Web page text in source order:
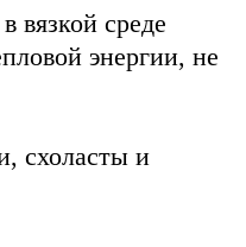
вязкой среде
энергии, не
схоласты и